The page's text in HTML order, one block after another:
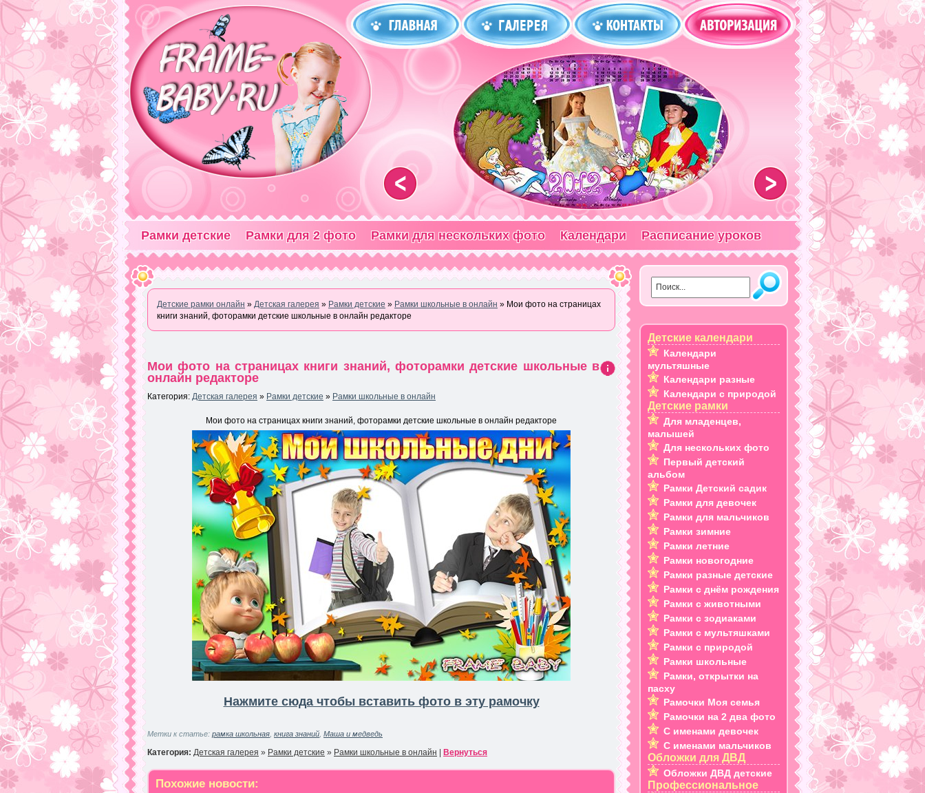
Рамки детские Рамки для 2 фото Рамки для нескольких фото Календари Расписание уроков
Детские рамки онлайн » Детская галерея » Рамки детские » Рамки школьные в онлайн » Мои фото на страницах
книги знаний, фоторамки детские школьные в онлайн редакторе
Мои фото на страницах книги знаний, фоторамки детские школьные в
онлайн редакторе
Категория: Детская галерея » Рамки детские » Рамки школьные в онлайн
Мои фото на страницах книги знаний, фоторамки детские школьные в онлайн редакторе
Нажмите сюда чтобы вставить фото в эту рамочку
Метки к статье: рамка школьная книга знаний Маша и медведь
Категория: Детская галерея » Рамки детские » Рамки школьные в онлайн | Вернуться
Похожие новости:
Детские календари
Календари
мультяшные
Календари разные
Календари с природой
Детские рамки
Для младенцев,
малышей
Для нескольких фото
Первый детский
альбом
Рамки Детский садик
Рамки для девочек
Рамки для мальчиков
Рамки зимние
Рамки летние
Рамки новогодние
Рамки разные детские
Рамки с днём рождения
Рамки с животными
Рамки с зодиаками
Рамки с мультяшками
Рамки с природой
Рамки школьные
Рамки, открытки на
пасху
Рамочки Моя семья
Рамочки на 2 два фото
С именами девочек
С именами мальчиков
Обложки для ДВД
Обложки ДВД детские
Профессиональное